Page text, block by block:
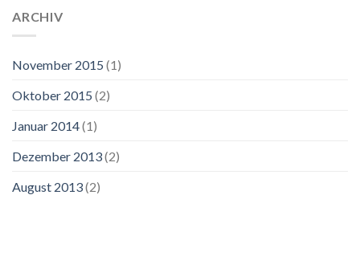
ARCHIV
November 2015 (1)
Oktober 2015 (2)
Januar 2014(1)
Dezember 2013(2)
August 2013(2)